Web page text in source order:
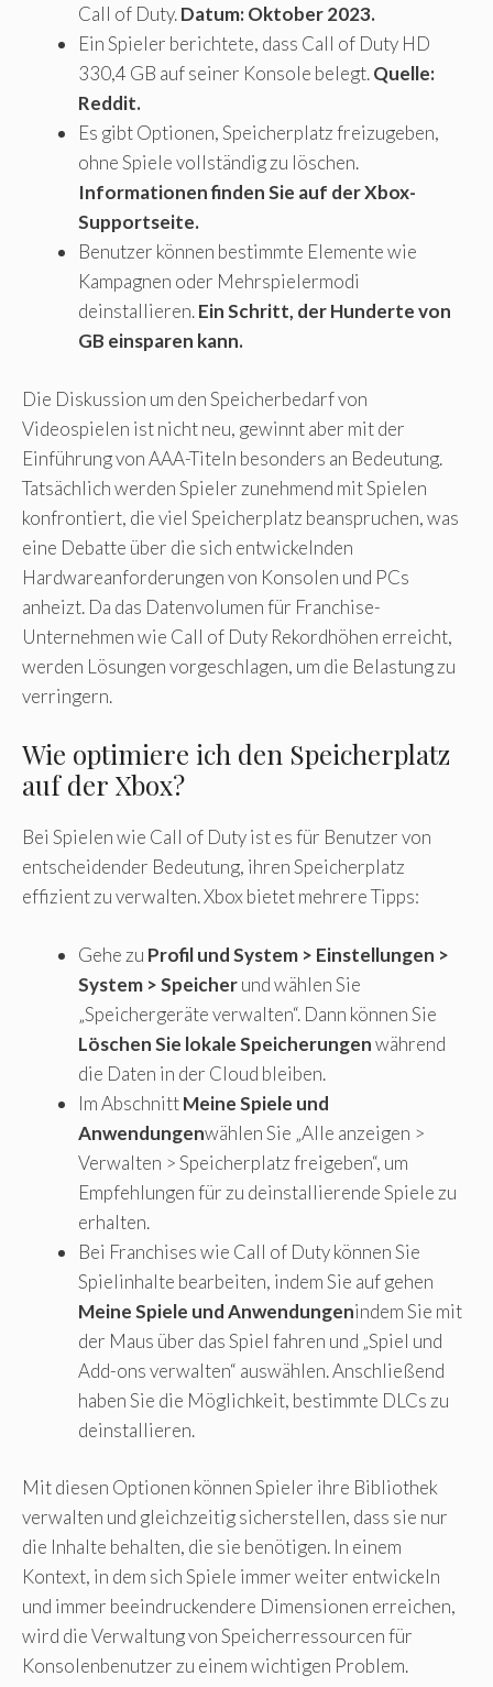
Call of Duty.Datum: Oktober 2023.
Ein Spieler berichtete, dass Call of Duty HD
330,4 GB auf seiner Konsole belegt.Quelle:
Reddit.
Es gibt Optionen, Speicherplatz freizugeben,
ohne Spiele vollständig zu löschen.
Informationen finden Sie auf der Xbox-
Supportseite.
Benutzer können bestimmte Elemente wie
Kampagnen oder Mehrspielermodi
deinstallieren.Ein Schritt, der Hunderte von
GB einsparen kann.
Die Diskussion um den Speicherbedarf von
Videospielen ist nicht neu, gewinnt aber mit der
Einführung von AAA-Titeln besonders an Bedeutung.
Tatsächlich werden Spieler zunehmend mit Spielen
konfrontiert, die viel Speicherplatz beanspruchen, was
eine Debatte über die sich entwickelnden
Hardwareanforderungen von Konsolen und PCs
anheizt. Da das Datenvolumen für Franchise-
Unternehmen wie Call of Duty Rekordhöhen erreicht,
werden Lösungen vorgeschlagen, um die Belastung zu
verringern.
Wie optimiere ich den Speicherplatz
auf der Xbox?
Bei Spielen wie Call of Duty ist es für Benutzer von
entscheidender Bedeutung, ihren Speicherplatz
effizient zu verwalten. Xbox bietet mehrere Tipps:
Gehe zu Profil und System > Einstellungen >
System > Speicherund wählen Sie
„Speichergeräte verwalten“. Dann können Sie
Löschen Sie lokale Speicherungenwährend
die Daten in der Cloud bleiben.
Im AbschnittMeine Spiele und
Anwendungenwählen Sie „Alle anzeigen >
Verwalten > Speicherplatz freigeben“, um
Empfehlungen für zu deinstallierende Spiele zu
erhalten.
Bei Franchises wie Call of Duty können Sie
Spielinhalte bearbeiten, indem Sie auf gehen
Meine Spiele und Anwendungenindem Sie mit
der Maus über das Spiel fahren und „Spiel und
Add-ons verwalten“ auswählen. Anschließend
haben Sie die Möglichkeit, bestimmte DLCs zu
deinstallieren.
Mit diesen Optionen können Spieler ihre Bibliothek
verwalten und gleichzeitig sicherstellen, dass sie nur
die Inhalte behalten, die sie benötigen. In einem
Kontext, in dem sich Spiele immer weiter entwickeln
und immer beeindruckendere Dimensionen erreichen,
wird die Verwaltung von Speicherressourcen für
Konsolenbenutzer zu einem wichtigen Problem.